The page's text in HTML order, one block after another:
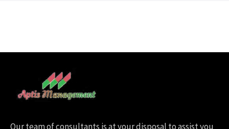
Our team of consultants is at your disposal to assist you